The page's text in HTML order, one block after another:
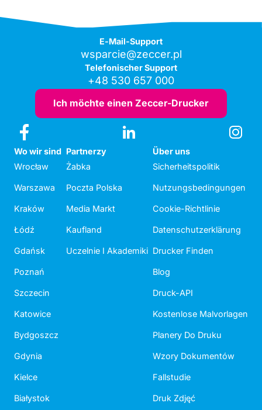
E-Mail-Support
wsparcie@zeccer.pl
Telefonischer Support
+48 530 657 000
Ich möchte einen Zeccer-Drucker
Wo wir sind
Wrocław
Warszawa
Kraków
Łódź
Gdańsk
Poznań
Szczecin
Katowice
Bydgoszcz
Gdynia
Kielce
Białystok
Partnerzy
Żabka
Poczta Polska
Media Markt
Kaufland
Uczelnie I Akademiki
Über uns
Sicherheitspolitik
Nutzungsbedingungen
Cookie-Richtlinie
Datenschutzerklärung
Drucker Finden
Blog
Druck-API
Kostenlose Malvorlagen
Planery Do Druku
Wzory Dokumentów
Fallstudie
Druk Zdjęć